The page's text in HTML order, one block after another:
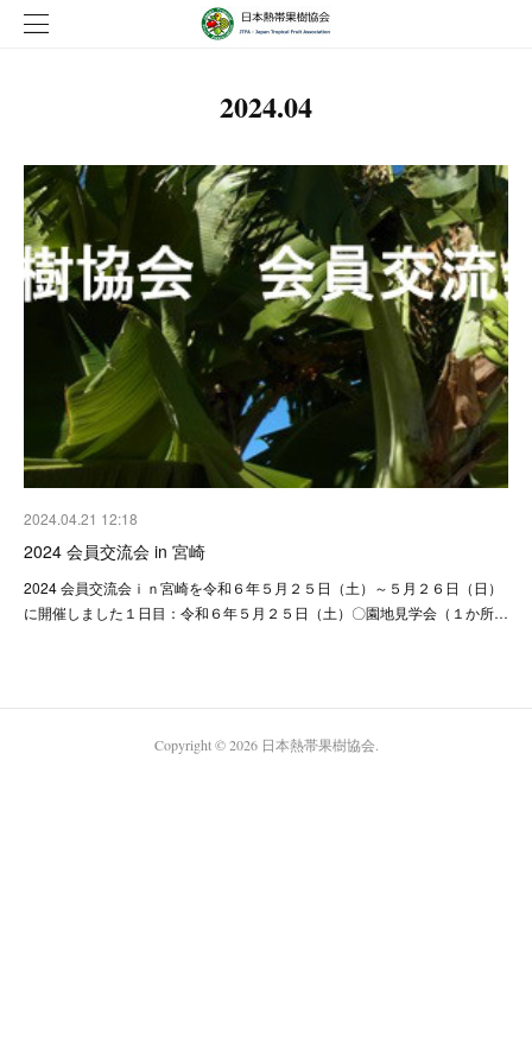
2024.04
2024.04.21 12:18
2024 会員交流会 in 宮崎
2024 会員交流会ｉｎ宮崎を令和６年５月２５日（土）～５月２６日（日）
に開催しました１日目：令和６年５月２５日（土）〇園地見学会（１か所…
Copyright ©2026 日本熱帯果樹協会.